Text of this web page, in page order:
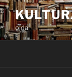
Tartalomhoz
oldal